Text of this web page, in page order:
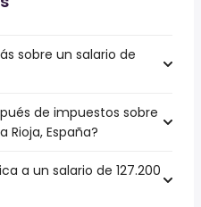
sobre un salario de
de impuestos sobre
Rioja, España?
a un salario de 127.200